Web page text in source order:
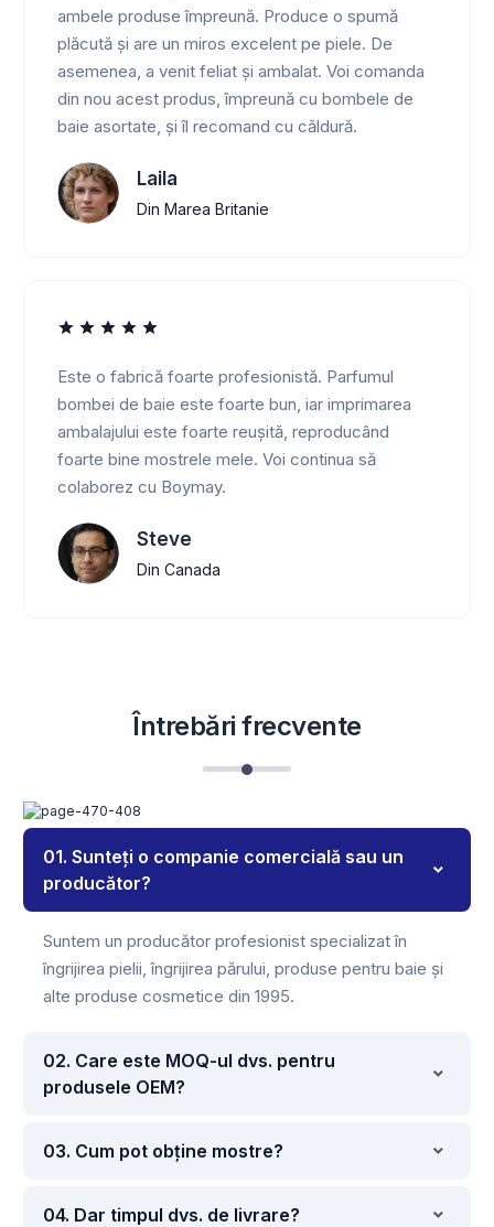
ambele produse împreună. Produce o spumă
plăcută și are un miros excelent pe piele. De
asemenea, a venit feliat și ambalat. Voi comanda
din nou acest produs, împreună cu bombele de
baie asortate, și îl recomand cu căldură.
Laila
Din Marea Britanie
Este o fabrică foarte profesionistă. Parfumul
bombei de baie este foarte bun, iar imprimarea
ambalajului este foarte reușită, reproducând
foarte bine mostrele mele. Voi continua să
colaborez cu Boymay.
Steve
Din Canada
Întrebări frecvente
01. Sunteți o companie comercială sau un
producător?
Suntem un producător profesionist specializat în
îngrijirea pielii, îngrijirea părului, produse pentru baie și
alte produse cosmetice din 1995.
02. Care este MOQ-ul dvs. pentru
produsele OEM?
03. Cum pot obține mostre?
04. Dar timpul dvs. de livrare?